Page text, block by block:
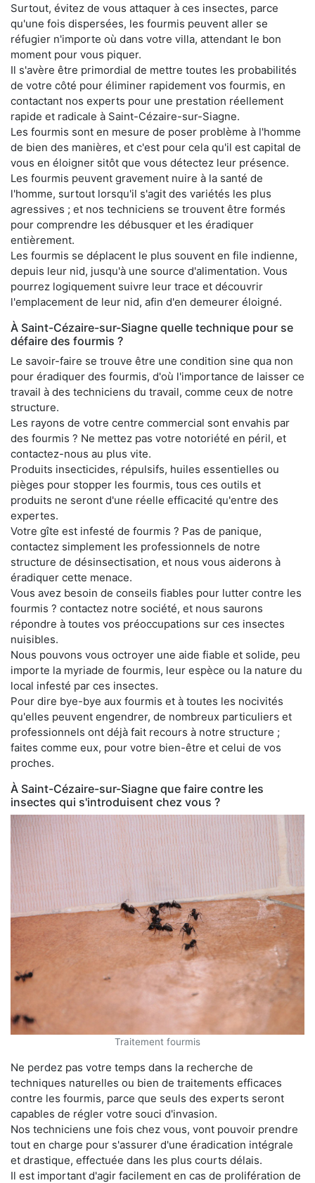
Surtout, évitez de vous attaquer à ces insectes, parce
qu'une fois dispersées, les fourmis peuvent aller se
réfugier n'importe où dans votre villa, attendant le bon
moment pour vous piquer.
Il s'avère être primordial de mettre toutes les probabilités
de votre côté pour éliminer rapidement vos fourmis, en
contactant nos experts pour une prestation réellement
rapide et radicale à Saint-Cézaire-sur-Siagne.
Les fourmis sont en mesure de poser problème à l'homme
de bien des manières, et c'est pour cela qu'il est capital de
vous en éloigner sitôt que vous détectez leur présence.
Les fourmis peuvent gravement nuire à la santé de
l'homme, surtout lorsqu'il s'agit des variétés les plus
agressives ; et nos techniciens se trouvent être formés
pour comprendre les débusquer et les éradiquer
entièrement.
Les fourmis se déplacent le plus souvent en file indienne,
depuis leur nid, jusqu'à une source d'alimentation. Vous
pourrez logiquement suivre leur trace et découvrir
l'emplacement de leur nid, afin d'en demeurer éloigné.
À Saint-Cézaire-sur-Siagne quelle technique pour se
défaire des fourmis ?
Le savoir-faire se trouve être une condition sine qua non
pour éradiquer des fourmis, d'où l'importance de laisser ce
travail à des techniciens du travail, comme ceux de notre
structure.
Les rayons de votre centre commercial sont envahis par
des fourmis ? Ne mettez pas votre notoriété en péril, et
contactez-nous au plus vite.
Produits insecticides, répulsifs, huiles essentielles ou
pièges pour stopper les fourmis, tous ces outils et
produits ne seront d'une réelle efficacité qu'entre des
expertes.
Votre gîte est infesté de fourmis ? Pas de panique,
contactez simplement les professionnels de notre
structure de désinsectisation, et nous vous aiderons à
éradiquer cette menace.
Vous avez besoin de conseils fiables pour lutter contre les
fourmis ? contactez notre société, et nous saurons
répondre à toutes vos préoccupations sur ces insectes
nuisibles.
Nous pouvons vous octroyer une aide fiable et solide, peu
importe la myriade de fourmis, leur espèce ou la nature du
local infesté par ces insectes.
Pour dire bye-bye aux fourmis et à toutes les nocivités
qu'elles peuvent engendrer, de nombreux particuliers et
professionnels ont déjà fait recours à notre structure ;
faites comme eux, pour votre bien-être et celui de vos
proches.
À Saint-Cézaire-sur-Siagne que faire contre les
insectes qui s'introduisent chez vous ?
Traitement fourmis
Ne perdez pas votre temps dans la recherche de
techniques naturelles ou bien de traitements efficaces
contre les fourmis, parce que seuls des experts seront
capables de régler votre souci d'invasion.
Nos techniciens une fois chez vous, vont pouvoir prendre
tout en charge pour s'assurer d'une éradication intégrale
et drastique, effectuée dans les plus courts délais.
Il est important d'agir facilement en cas de prolifération de